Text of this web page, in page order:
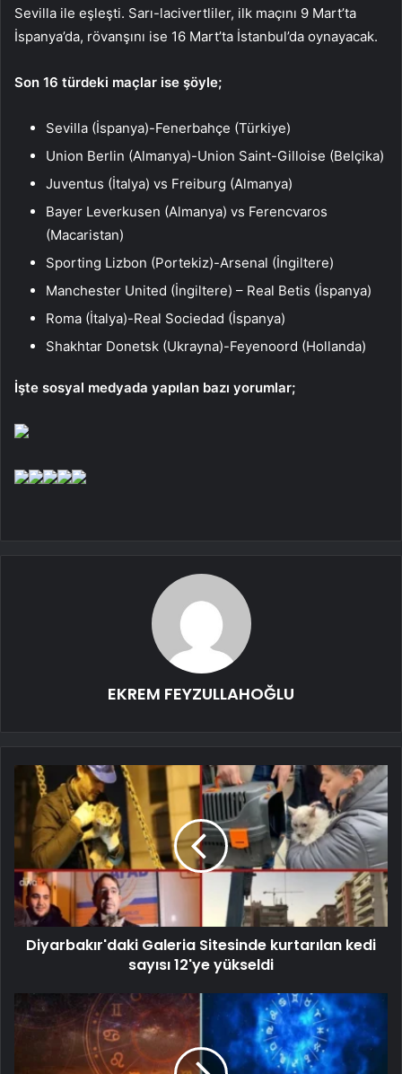
Sevilla ile eşleşti. Sarı-lacivertliler, ilk maçını 9 Mart’ta
İspanya’da, rövanşını ise 16 Mart’ta İstanbul’da oynayacak.
Son 16 türdeki maçlar ise şöyle;
Sevilla (İspanya)-Fenerbahçe (Türkiye)
Union Berlin (Almanya)-Union Saint-Gilloise (Belçika)
Juventus (İtalya) vs Freiburg (Almanya)
Bayer Leverkusen (Almanya) vs Ferencvaros
(Macaristan)
Sporting Lizbon (Portekiz)-Arsenal (İngiltere)
Manchester United (İngiltere) – Real Betis (İspanya)
Roma (İtalya)-Real Sociedad (İspanya)
Shakhtar Donetsk (Ukrayna)-Feyenoord (Hollanda)
İşte sosyal medyada yapılan bazı yorumlar;
EKREM FEYZULLAHOĞLU
Diyarbakır'daki Galeria Sitesinde kurtarılan kedi
sayısı 12'ye yükseldi